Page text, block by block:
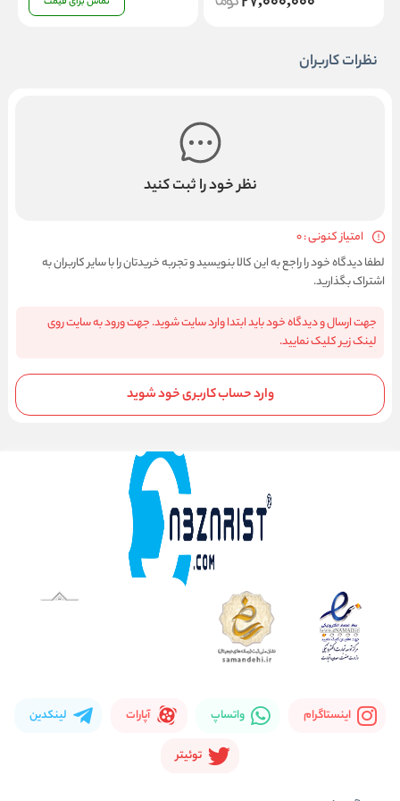
نظرات کاربران
نظر خود را ثبت کنید
امتیاز کنونی : 0
لطفا دیدگاه خود را راجع به این کالا بنویسید و تجربه خریدتان را با سایر کاربران به
اشتراک بگذارید.
جهت ارسال و دیدگاه خود باید ابتدا وارد سایت شوید. جهت ورود به سایت روی
لینک زیر کلیک نمایید.
وارد حساب کاربری خود شوید
اینستاگرام واتساپ آپارات لینکدین
توئیتر